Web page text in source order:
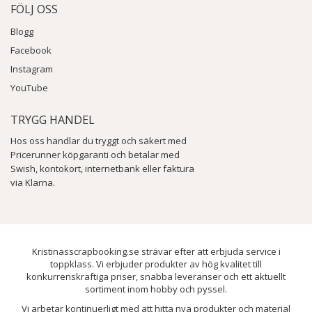
som ger dina presenter en unik touch.
Skapa unika dekorationer på glasburkar
glasburkar. Måla över tejpen och när det torkar, ta bort den för att avslöja ett
vackert och transparent mönster på glaset.
Organisera och märka
Använd målartejp för att organisera och märka saker i ditt hem eller
arbetsplats. Du kan använda olika färger för att koda och kategorisera olika
objekt och ytor.
FÖLJ OSS
Blogg
Facebook
Instagram
YouTube
TRYGG HANDEL
Hos oss handlar du tryggt och säkert med
Pricerunner köpgaranti och betalar med
Swish, kontokort, internetbank eller faktura
via Klarna.
Kristinasscrapbooking.se strävar efter att erbjuda service i
toppklass. Vi erbjuder produkter av hög kvalitet till
konkurrenskraftiga priser, snabba leveranser och ett aktuellt
sortiment inom hobby och pyssel.
Vi arbetar kontinuerligt med att hitta nya produkter och material